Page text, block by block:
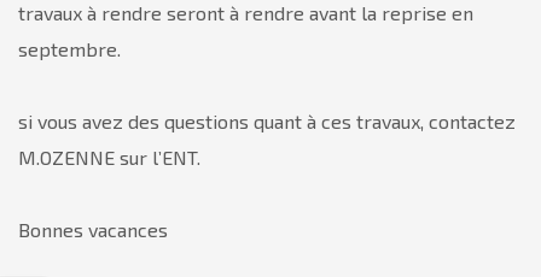
travaux à rendre seront à rendre avant la reprise en
septembre.
si vous avez des questions quant à ces travaux, contactez
M.OZENNE sur l’ENT.
Bonnes vacances